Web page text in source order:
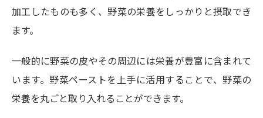
加工したものも多く、野菜の栄養をしっかりと摂取でき
ます。
一般的に野菜の皮やその周辺には栄養が豊富に含まれて
います。野菜ペーストを上手に活用することで、野菜の
栄養を丸ごと取り入れることができます。